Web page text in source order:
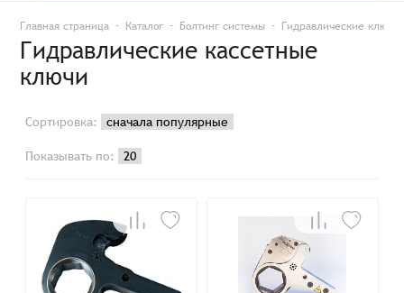
Главная страница Каталог Болтинг системы Гидравлические ключи
Гидравлические кассетные
ключи
Сортировка:
Показывать по: